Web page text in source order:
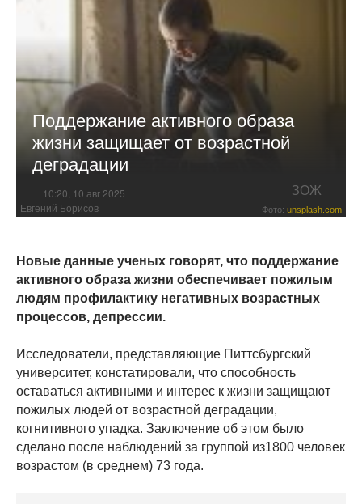
Поддержание активного образа
жизни защищает от возрастной
деградации
10:20, 10 авг 2025 ЗОЖ
Евгений Борисов Фото: unsplash.com
Новые данные ученых говорят, что поддержание
активного образа жизни обеспечивает пожилым
людям профилактику негативных возрастных
процессов, депрессии.
Исследователи, представляющие Питтсбургский
университет, констатировали, что способность
оставаться активными и интерес к жизни защищают
пожилых людей от возрастной деградации,
когнитивного упадка. Заключение об этом было
сделано после наблюдений за группой из1800 человек
возрастом (в среднем) 73 года.